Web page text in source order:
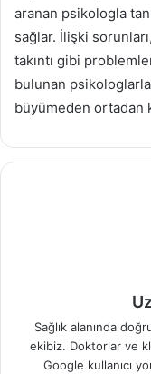
aranan psikologla
sağlar. İlişki
takıntı gibi
bulunan
büyümeden ortadan
Sağlık alanında
ekibiz. Doktorlar ve
Google kullanıcı